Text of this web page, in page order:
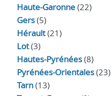
Haute-Garonne(22)
Gers(5)
Hérault(21)
Lot(3)
Hautes-Pyrénées(8)
Pyrénées-Orientales(23)
Tarn(13)